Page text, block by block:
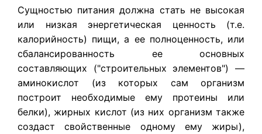
Сущностью питания должна стать не высокая
или низкая энергетическая ценность (т.е.
калорийность) пищи, а ее полноценность, или
сбалансированность ее основных
составляющих ("строительных элементов") —
аминокислот (из которых сам организм
построит необходимые ему протеины или
белки), жирных кислот (из них организм также
создаст свойственные одному ему жиры),